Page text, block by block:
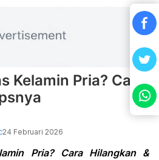
Kelamin Pria? Cara
24 Februari 2026
Pria? Cara Hilangkan &